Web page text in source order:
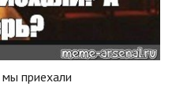
приехали